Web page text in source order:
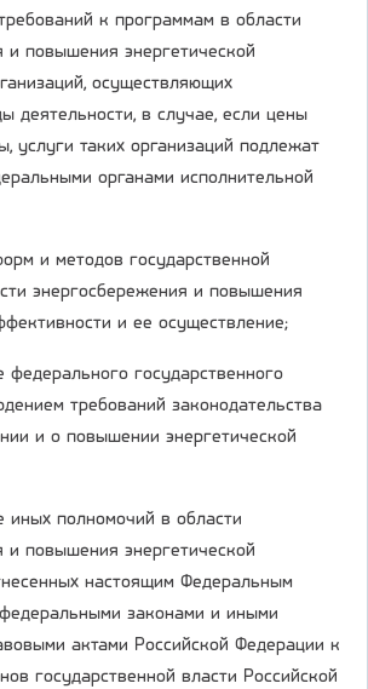
к программам в области
и повышения энергетической
осуществляющих
деятельности, в случае, если цены
услуги таких организаций подлежат
органами исполнительной
и методов государственной
энергосбережения и повышения
и ее осуществление;
федерального государственного
требований законодательства
и о повышении энергетической
иных полномочий в области
и повышения энергетической
настоящим Федеральным
законами и иными
актами Российской Федерации к
государственной власти Российской